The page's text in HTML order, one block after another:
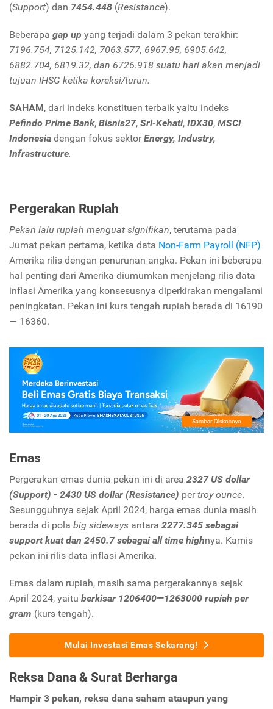
(Support) dan 7454.448 (Resistance).
Beberapa gap up yang terjadi dalam 3 pekan terakhir:
7196.754, 7125.142, 7063.577, 6967.95, 6905.642,
6882.704, 6819.32, dan 6726.918 suatu hari akan menjadi
tujuan IHSG ketika koreksi/turun.
SAHAM, dari indeks konstituen terbaik yaitu indeks
Pefindo Prime Bank, Bisnis27, Sri-Kehati, IDX30, MSCI
Indonesia dengan fokus sektorEnergy, Industry,
Infrastructure.
Pergerakan Rupiah
Pekan lalu rupiah menguat signifikan, terutama pada
Jumat pekan pertama, ketika data Non-Farm Payroll (NFP)
Amerika rilis dengan penurunan angka. Pekan ini beberapa
hal penting dari Amerika diumumkan menjelang rilis data
inflasi Amerika yang konsesusnya diperkirakan mengalami
peningkatan. Pekan ini kurs tengah rupiah berada di 16190
— 16360.
Emas
Pergerakan emas dunia pekan ini di area 2327 US dollar
(Support) - 2430 US dollar (Resistance) pertroy ounce.
Sesungguhnya sejak April 2024, harga emas dunia masih
berada di pola big sideways antara 2277.345 sebagai
support kuat dan 2450.7 sebagai all time highnya. Kamis
pekan ini rilis data inflasi Amerika.
Emas dalam rupiah, masih sama pergerakannya sejak
April 2024, yaitu berkisar 1206400—1263000 rupiah per
gram (kurs tengah).
Mulai Investasi Emas Sekarang!
Reksa Dana & Surat Berharga
Hampir 3 pekan, reksa dana saham ataupun yang